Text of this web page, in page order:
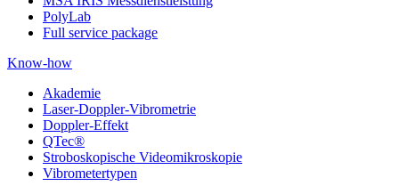
PolyLab
Full service package
Know-how
Akademie
Laser-Doppler-Vibrometrie
Doppler-Effekt
QTec®
Stroboskopische Videomikroskopie
Vibrometertypen